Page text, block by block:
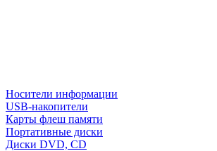
Носители информации
USB-накопители
Карты флеш памяти
Портативные диски
Диски DVD, CD